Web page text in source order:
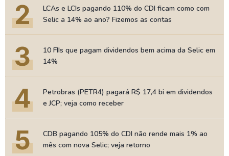
2
LCAs e LCIs pagando 110% do CDI ficam como com
Selic a 14% ao ano? Fizemos as contas
3
10 FIIs que pagam dividendos bem acima da Selic em
14%
4
Petrobras (PETR4) pagará R$ 17,4 bi em dividendos
e JCP; veja como receber
5
CDB pagando 105% do CDI não rende mais 1% ao
mês com nova Selic; veja retorno